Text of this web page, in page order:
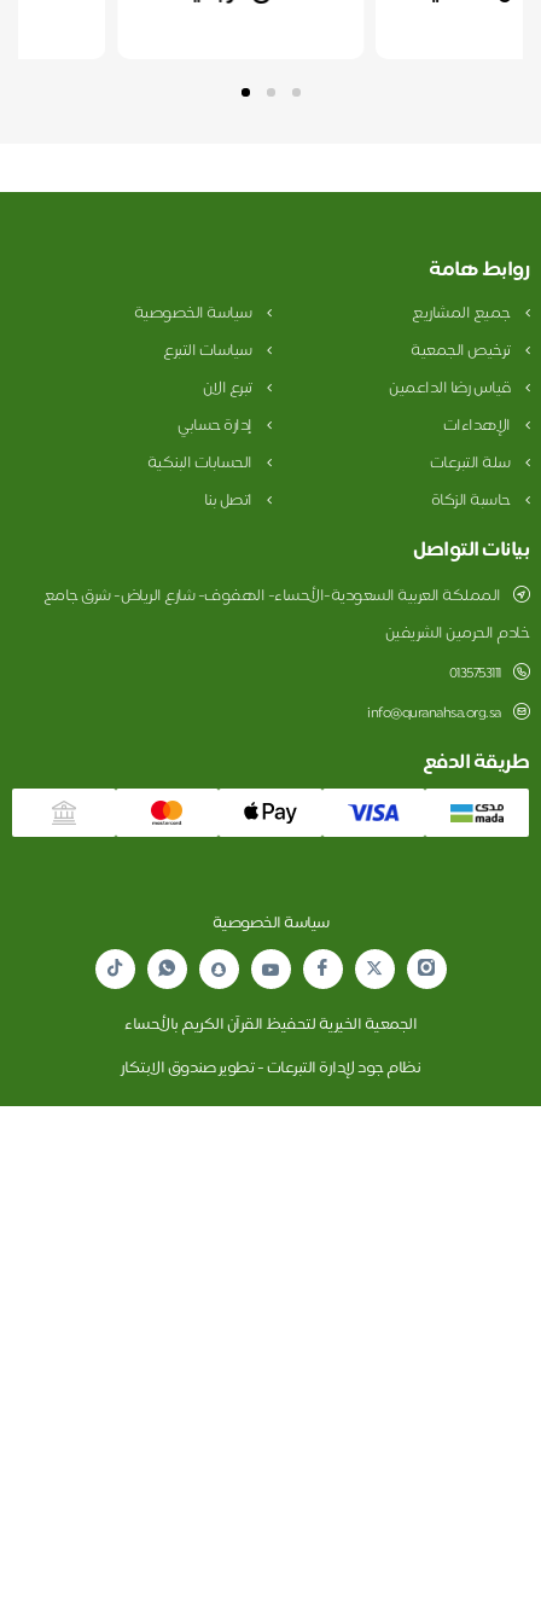
هامة
المشاريع
سياسة الخصوصية
الجمعية
سياسات التبرع
رضا الداعمين
تبرع الان
إدارة حسابي
الحسابات البنكية
الزكاة
اتصل بنا
التواصل
العربية السعودية-الأحساء- الهفوف- شارع الرياض- شرق جامع
الشريفين
الدفع